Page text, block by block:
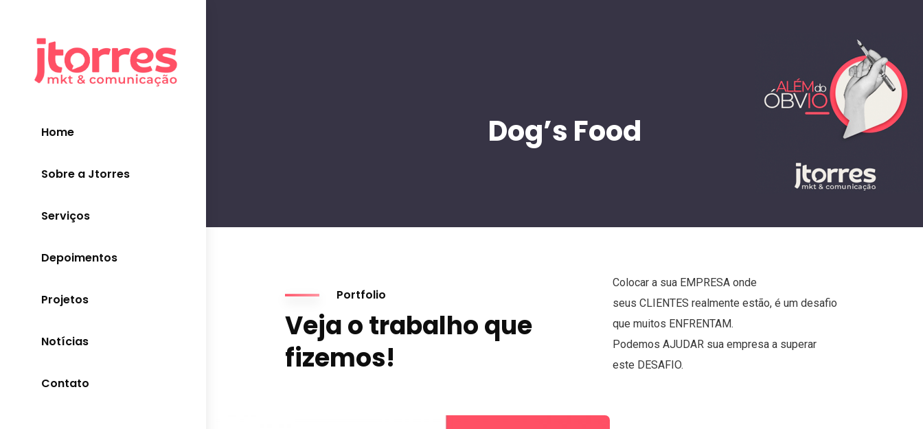
Home
Sobre a Jtorres
Serviços
Depoimentos
Projetos
Notícias
Contato
Dog’s Food
Portfolio
Veja o trabalho que
fizemos!
Colocar a sua EMPRESA onde
seus CLIENTES realmente estão, é um desafio
que muitos ENFRENTAM.
Podemos AJUDAR sua empresa a superar
este DESAFIO.